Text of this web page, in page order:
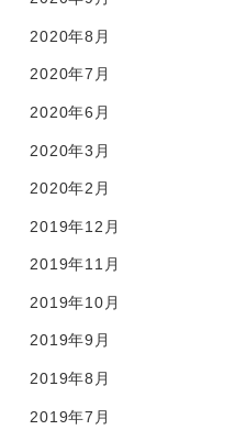
2020年8月
2020年7月
2020年6月
2020年3月
2020年2月
2019年12月
2019年11月
2019年10月
2019年9月
2019年8月
2019年7月